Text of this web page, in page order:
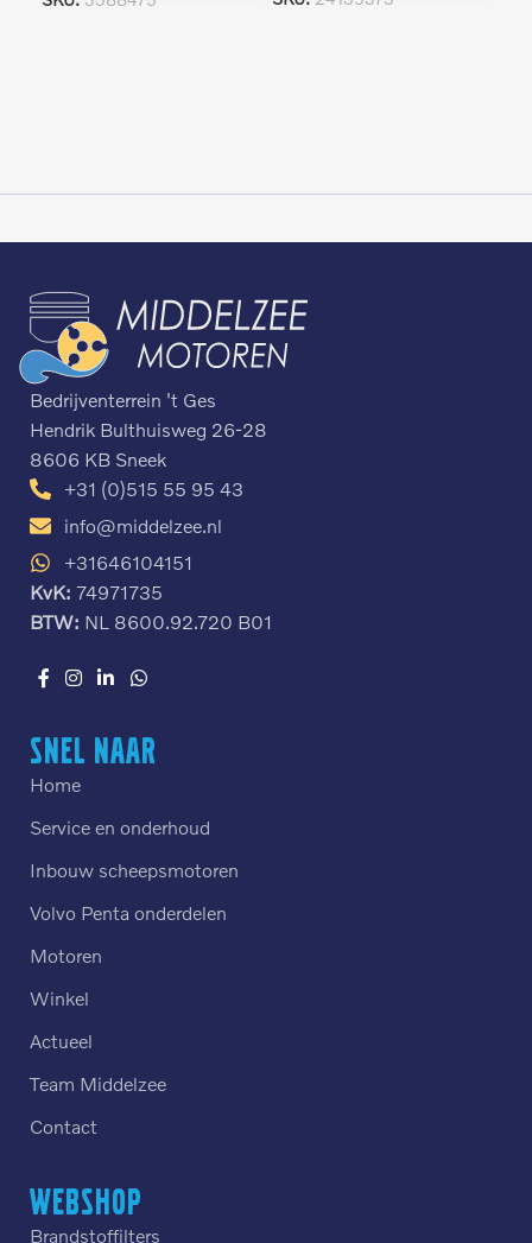
Bedrijventerrein 't Ges
Hendrik Bulthuisweg 26-28
8606 KB Sneek
+31 (0)515 55 95 43
info@middelzee.nl
+31646104151
KvK: 74971735
BTW: NL 8600.92.720 B01
Snel naar
Home
Service en onderhoud
Inbouw scheepsmotoren
Volvo Penta onderdelen
Motoren
Winkel
Actueel
Team Middelzee
Contact
Webshop
Brandstoffilters